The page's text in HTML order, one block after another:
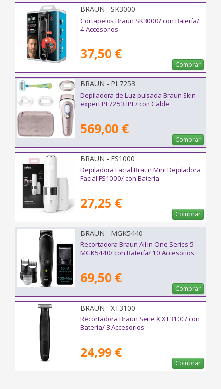
BRAUN - SK3000
Cortapelos Braun SK3000/ con Batería/
4 Accesorios
37,50 €
Comprar
BRAUN - PL7253
Depiladora de Luz pulsada Braun Skin-
expert PL7253 IPL/ con Cable
569,00 €
Comprar
BRAUN - FS1000
Depiladora Facial Braun Mini Depiladora
Facial FS1000/ con Batería
27,25 €
Comprar
BRAUN - MGK5440
Recortadora Braun All in One Series 5
MGK5440/ con Batería/ 10 Accesorios
69,50 €
Comprar
BRAUN - XT3100
Recortadora Braun Serie X XT3100/ con
Batería/ 3 Accesorios
24,99 €
Comprar